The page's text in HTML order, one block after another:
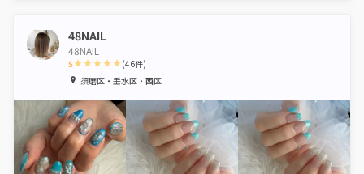
48NAIL
48NAIL
5
1 2 3 4 5
(46件)
須磨区・垂水区・西区